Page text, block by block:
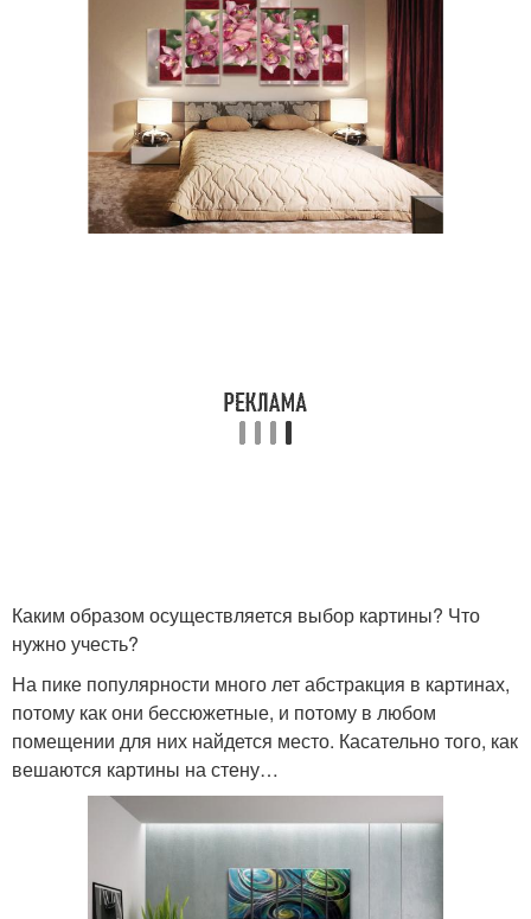
Каким образом осуществляется выбор картины? Что
нужно учесть?
На пике популярности много лет абстракция в картинах,
потому как они бессюжетные, и потому в любом
помещении для них найдется место. Касательно того, как
вешаются картины на стену…